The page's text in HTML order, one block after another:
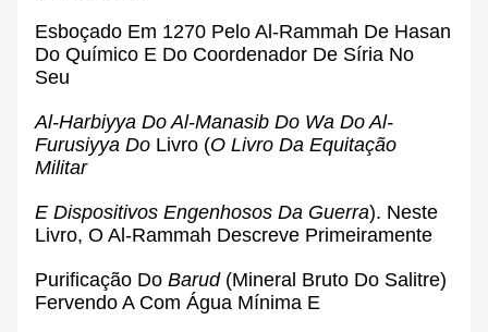
Esboçado Em 1270 Pelo Al-Rammah De Hasan
Do Químico E Do Coordenador De Síria No
Seu
Al-Harbiyya Do Al-Manasib Do Wa Do Al-
Furusiyya Do Livro (O Livro Da Equitação
Militar
E Dispositivos Engenhosos Da Guerra). Neste
Livro, O Al-Rammah Descreve Primeiramente
Purificação Do Barud(mineral Bruto Do Salitre)
Fervendo A Com Água Mínima E